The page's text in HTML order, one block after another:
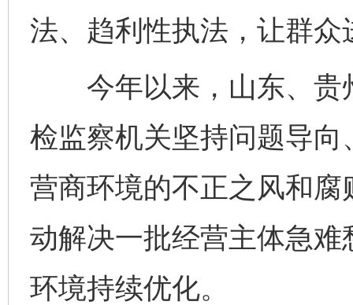
法、趋利性执法，让群
今年以来，山东、贵
检监察机关坚持问题导
营商环境的不正之风和
动解决一批经营主体急
环境持续优化。